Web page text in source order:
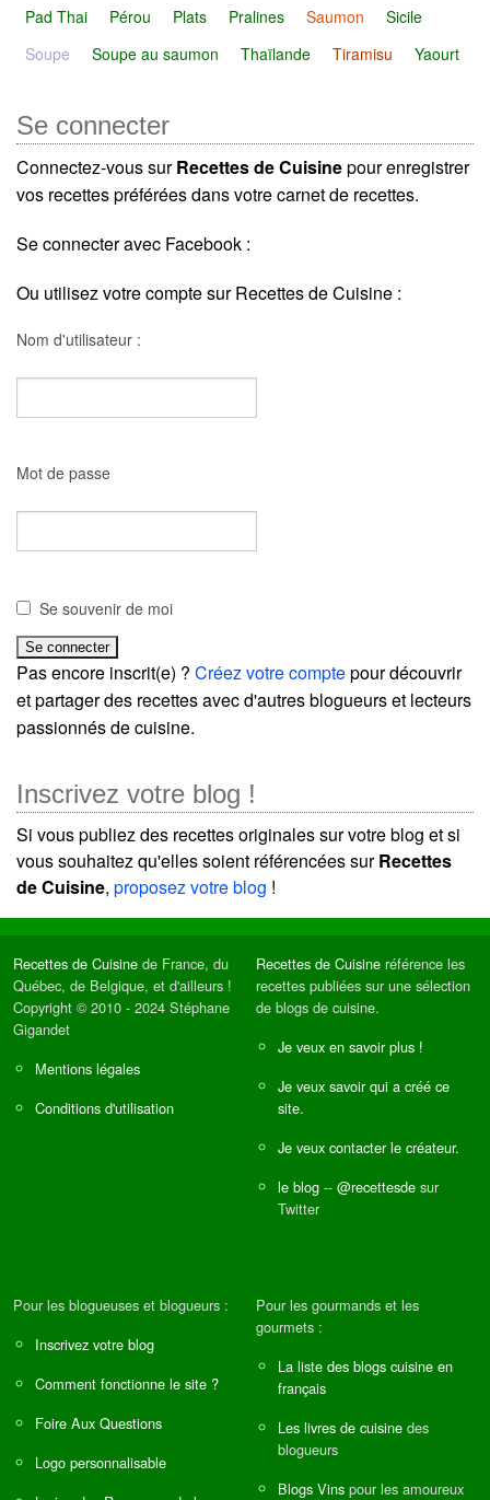
Pad Thai
Pérou Plats Pralines Saumon
Sicile
Soupe
Soupe au saumon Thaïlande Tiramisu Yaourt
Se connecter
Connectez-vous surRecettes de Cuisinepour enregistrer
vos recettes préférées dans votre carnet de recettes.
Se connecter avec Facebook :
Ou utilisez votre compte sur Recettes de Cuisine :
Nom d'utilisateur :
Mot de passe
Se souvenir de moi
Pas encore inscrit(e) ? Créez votre comptepour découvrir
et partager des recettes avec d'autres blogueurs et lecteurs
passionnés de cuisine.
Inscrivez votre blog !
Si vous publiez des recettes originales sur votre blog et si
vous souhaitez qu'elles soient référencées surRecettes
de Cuisine, proposez votre blog !
Recettes de Cuisine de France, du
Québec, de Belgique, et d'ailleurs !
Copyright © 2010 - 2024 Stéphane
Gigandet
Mentions légales
Conditions d'utilisation
Recettes de Cuisine référence les
recettes publiées sur une sélection
de blogs de cuisine.
Je veux en savoir plus !
Je veux savoir qui a créé ce
site.
Je veux contacter le créateur.
le blog -- @recettesde sur
Twitter
Pour les blogueuses et blogueurs :
Inscrivez votre blog
Comment fonctionne le site ?
Foire Aux Questions
Logo personnalisable
Pour les gourmands et les
gourmets :
La liste des blogs cuisine en
français
Les livres de cuisine des
blogueurs
Blogs Vins pour les amoureux